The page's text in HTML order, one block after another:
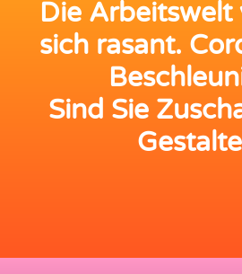
Die
sich rasant.
Sind Sie